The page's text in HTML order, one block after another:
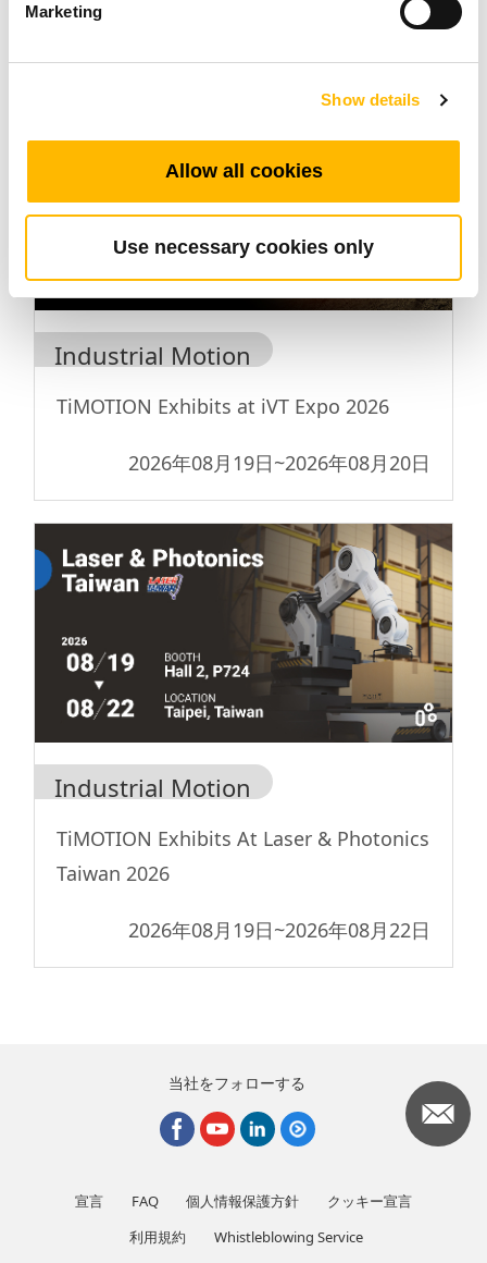
Marketing
Show details
Allow all cookies
Use necessary cookies only
2026年09月19日
Industrial Motion
TiMOTION Exhibits at iVT Expo 2026
2026年08月19日~2026年08月20日
Industrial Motion
TiMOTION Exhibits At Laser & Photonics
Taiwan 2026
2026年08月19日~2026年08月22日
当社をフォローする
宣言 FAQ 個人情報保護方針
クッキー宣言
利用規約
Whistleblowing Service